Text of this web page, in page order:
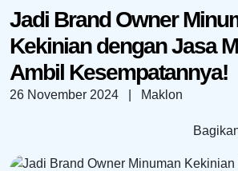
Jadi Brand Owner
Kekinian dengan Jasa
Ambil Kesempatannya!
26 November 2024 | Maklon